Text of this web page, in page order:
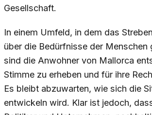
Gesellschaft.
In einem Umfeld, in dem das
über die Bedürfnisse der Menschen
sind die Anwohner von Mallorca
Stimme zu erheben und für ihre
Es bleibt abzuwarten, wie sich die
entwickeln wird. Klar ist jedoch,